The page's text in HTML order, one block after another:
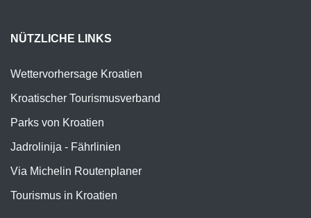
NÜTZLICHE LINKS
Wettervorhersage Kroatien
Kroatischer Tourismusverband
Parks von Kroatien
Jadrolinija - Fährlinien
Via Michelin Routenplaner
Tourismus in Kroatien